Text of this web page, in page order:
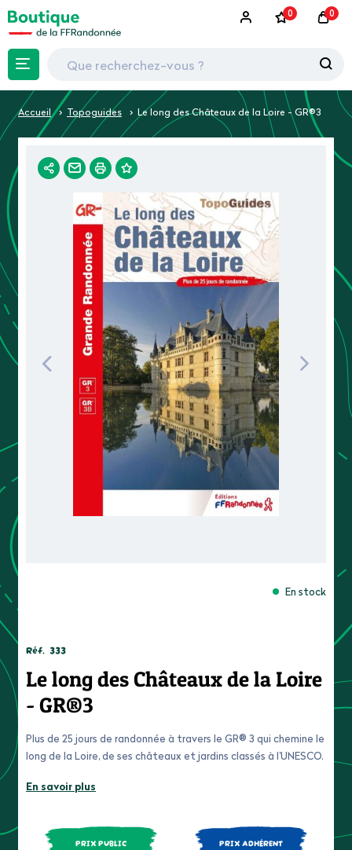
0 0
Accueil Topoguides Le long des Châteaux de la Loire - GR®3
En stock
Réf. 333
Le long des Châteaux de la Loire
- GR®3
Plus de 25 jours de randonnée à travers le GR® 3 qui chemine le
long de la Loire, de ses châteaux et jardins classés à l’UNESCO.
En savoir plus
PRIX PUBLIC PRIX ADHÉRENT